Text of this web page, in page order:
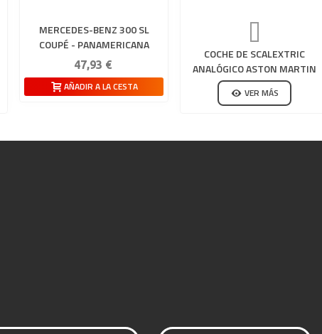
MERCEDES-BENZ 300 SL
COUPÉ - PANAMERICANA
47,93 €
AÑADIR A LA CESTA
COCHE DE SCALEXTRIC
ANALÓGICO ASTON MARTIN
VANTAGE GULF
VER MÁS